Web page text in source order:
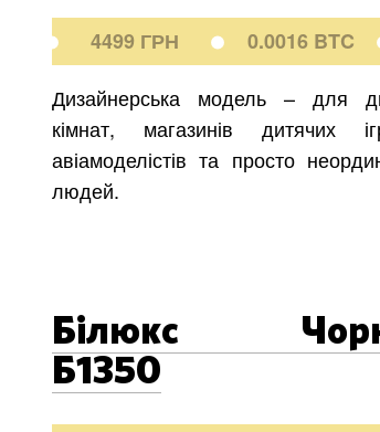
4499 ГРН
0.0016 BTC
Дизайнерська модель – для
кімнат, магазинів дитячих
авіамоделістів та просто
людей.
Білюкс
Б1350